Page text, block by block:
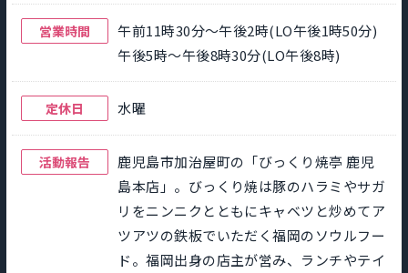
営業時間
午前11時30分～午後2時(LO午後1時50分)
午後5時～午後8時30分(LO午後8時)
定休日 水曜
活動報告
鹿児島市加治屋町の「びっくり焼亭 鹿児
島本店」。びっくり焼は豚のハラミやサガ
リをニンニクとともにキャベツと炒めてア
ツアツの鉄板でいただく福岡のソウルフー
ド。福岡出身の店主が営み、ランチやテイ